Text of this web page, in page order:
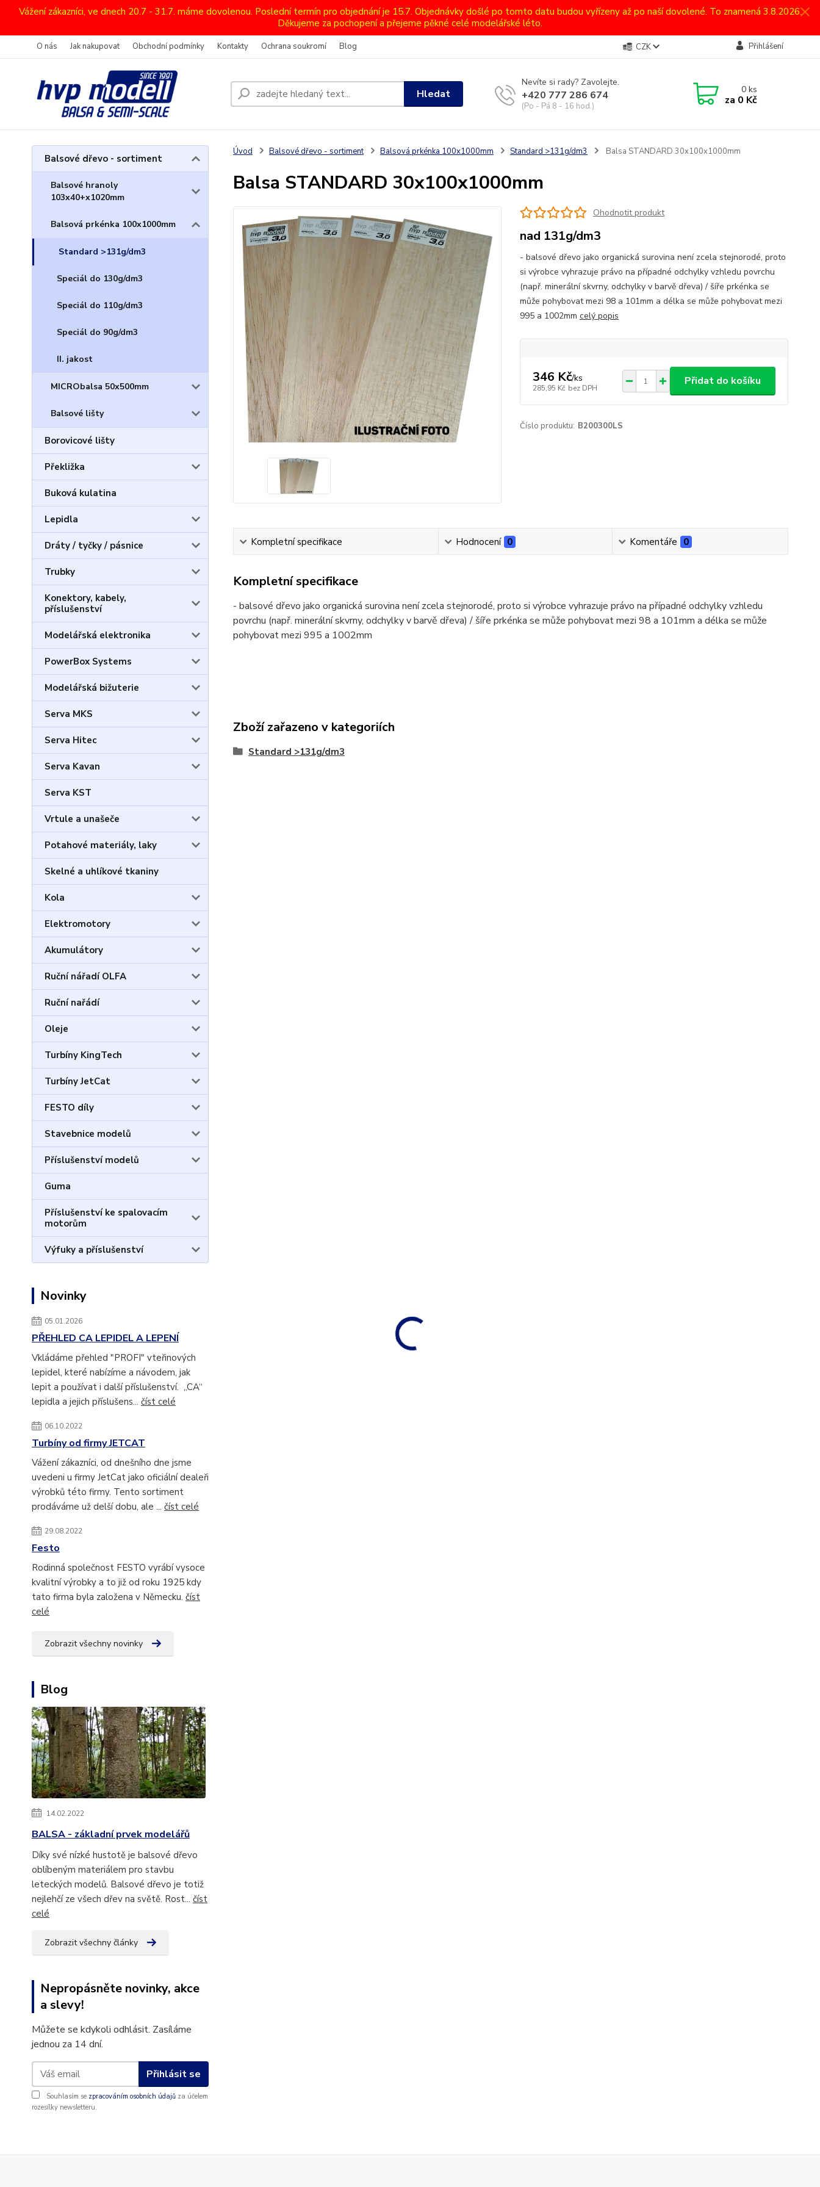
Vážení zákazníci, ve dnech 20.7 - 31.7. máme dovolenou. Poslední termín pro objednání je 15.7. Objednávky došlé po tomto datu budou vyřízeny až po naší dovolené. To znamená 3.8.2026.
Děkujeme za pochopení a přejeme pěkné celé modelářské léto.
O nás Jak nakupovat Obchodní podmínky Kontakty Ochrana soukromí Blog CZK Přihlášení
Hledat
Nevíte si rady? Zavolejte.
+420 777 286 674
(Po - Pá 8 - 16 hod.)
0ks
za 0 Kč
Balsové dřevo - sortiment
Balsové hranoly
103x40+x1020mm
Balsová prkénka 100x1000mm
Standard >131g/dm3
Speciál do 130g/dm3
Speciál do 110g/dm3
Speciál do 90g/dm3
II. jakost
MICRObalsa 50x500mm
Balsové lišty
Borovicové lišty
Překližka
Buková kulatina
Lepidla
Dráty / tyčky / pásnice
Trubky
Konektory, kabely,
příslušenství
Modelářská elektronika
PowerBox Systems
Modelářská bižuterie
Serva MKS
Serva Hitec
Serva Kavan
Serva KST
Vrtule a unašeče
Potahové materiály, laky
Skelné a uhlíkové tkaniny
Kola
Elektromotory
Akumulátory
Ruční nářadí OLFA
Ruční nařádí
Oleje
Turbíny KingTech
Turbíny JetCat
FESTO díly
Stavebnice modelů
Příslušenství modelů
Guma
Příslušenství ke spalovacím
motorům
Výfuky a příslušenství
Novinky
05.01.2026
PŘEHLED CA LEPIDEL A LEPENÍ
Vkládáme přehled "PROFI" vteřinových
lepidel, které nabízíme a návodem, jak
lepit a používat i další příslušenství. „CA“
lepidla a jejich příslušens... číst celé
06.10.2022
Turbíny od firmy JETCAT
Vážení zákazníci, od dnešního dne jsme
uvedeni u firmy JetCat jako oficiální dealeři
výrobků této firmy. Tento sortiment
prodáváme už delší dobu, ale ... číst celé
29.08.2022
Festo
Rodinná společnost FESTO vyrábí vysoce
kvalitní výrobky a to již od roku 1925 kdy
tato firma byla založena v Německu. číst
celé
Zobrazit všechny novinky
Blog
14.02.2022
BALSA - základní prvek modelářů
Díky své nízké hustotě je balsové dřevo
oblíbeným materiálem pro stavbu
leteckých modelů. Balsové dřevo je totiž
nejlehčí ze všech dřev na světě. Rost... číst
celé
Zobrazit všechny články
Nepropásněte novinky, akce
a slevy!
Můžete se kdykoli odhlásit. Zasíláme
jednou za 14 dní.
Přihlásit se
Souhlasím se zpracováním osobních údajů za účelem
rozesílky newsletteru.
Úvod Balsové dřevo - sortiment Balsová prkénka 100x1000mm Standard >131g/dm3 Balsa STANDARD 30x100x1000mm
Balsa STANDARD 30x100x1000mm
Ohodnotit produkt
nad 131g/dm3
- balsové dřevo jako organická surovina není zcela stejnorodé, proto
si výrobce vyhrazuje právo na případné odchylky vzhledu povrchu
(např. minerální skvrny, odchylky v barvě dřeva) / šíře prkénka se
může pohybovat mezi 98 a 101mm a délka se může pohybovat mezi
995 a 1002mm celý popis
346 Kč/ks
285,95 Kč bez DPH
Přidat do košíku
Číslo produktu: B200300LS
Kompletní specifikace Hodnocení 0 Komentáře 0
Kompletní specifikace
- balsové dřevo jako organická surovina není zcela stejnorodé, proto si výrobce vyhrazuje právo na případné odchylky vzhledu
povrchu (např. minerální skvrny, odchylky v barvě dřeva) / šíře prkénka se může pohybovat mezi 98 a 101mm a délka se může
pohybovat mezi 995 a 1002mm
Zboží zařazeno v kategoriích
Standard >131g/dm3